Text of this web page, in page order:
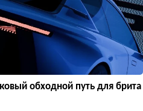
обходной путь для брита